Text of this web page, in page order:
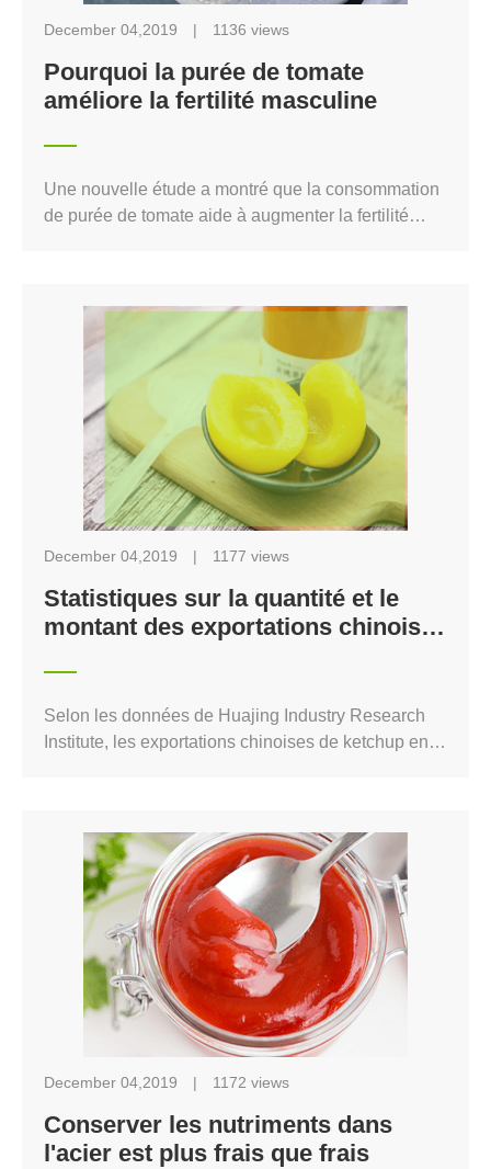
December 04,2019 | 1136 views
Pourquoi la purée de tomate
améliore la fertilité masculine
Une nouvelle étude a montré que la consommation
de purée de tomate aide à augmenter la fertilité
et leur capacité à nager.
December 04,2019 | 1177 views
Statistiques sur la quantité et le
montant des exportations chinoises
Selon les données de Huajing Industry Research
Institute, les exportations chinoises de ketchup en
élevées à 66 251 000 $, en hausse de 20,8% par
rapport à l’année précédente. De janvier à juin
2019, les exportations chinoises de ketchup ont
atteint 470 000 tonnes, en hausse de 5,9% par
rapport à l’année précédente; De janvier à juin
2019, les exportations chinoises de ketchup se sont
élevées à 35 073 millions de dollars américains, en
hausse de 7,6%.
December 04,2019 | 1172 views
Conserver les nutriments dans
l'acier est plus frais que frais